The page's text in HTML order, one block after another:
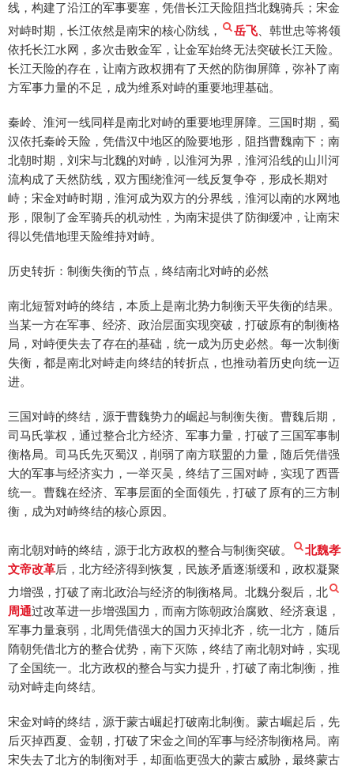
线，构建了沿江的军事要塞，凭借长江天险阻挡北魏骑兵；宋金
对峙时期，长江依然是南宋的核心防线，
岳飞 、韩世忠等将领
依托长江水网，多次击败金军，让金军始终无法突破长江天险。
长江天险的存在，让南方政权拥有了天然的防御屏障，弥补了南
方军事力量的不足，成为维系对峙的重要地理基础。
秦岭、淮河一线同样是南北对峙的重要地理屏障。三国时期，蜀
汉依托秦岭天险，凭借汉中地区的险要地形，阻挡曹魏南下；南
北朝时期，刘宋与北魏的对峙，以淮河为界，淮河沿线的山川河
流构成了天然防线，双方围绕淮河一线反复争夺，形成长期对
峙；宋金对峙时期，淮河成为双方的分界线，淮河以南的水网地
形，限制了金军骑兵的机动性，为南宋提供了防御缓冲，让南宋
得以凭借地理天险维持对峙。
历史转折：制衡失衡的节点，终结南北对峙的必然
南北短暂对峙的终结，本质上是南北势力制衡天平失衡的结果。
当某一方在军事、经济、政治层面实现突破，打破原有的制衡格
局，对峙便失去了存在的基础，统一成为历史必然。每一次制衡
失衡，都是南北对峙走向终结的转折点，也推动着历史向统一迈
进。
三国对峙的终结，源于曹魏势力的崛起与制衡失衡。曹魏后期，
司马氏掌权，通过整合北方经济、军事力量，打破了三国军事制
衡格局。司马氏先灭蜀汉，削弱了南方联盟的力量，随后凭借强
大的军事与经济实力，一举灭吴，终结了三国对峙，实现了西晋
统一。曹魏在经济、军事层面的全面领先，打破了原有的三方制
衡，成为对峙终结的核心原因。
南北朝对峙的终结，源于北方政权的整合与制衡突破。
北魏孝
文帝改革后，北方经济得到恢复，民族矛盾逐渐缓和，政权凝聚
力增强，打破了南北政治与经济的制衡格局。北魏分裂后，北
周通过改革进一步增强国力，而南方陈朝政治腐败、经济衰退，
军事力量衰弱，北周凭借强大的国力灭掉北齐，统一北方，随后
隋朝凭借北方的整合优势，南下灭陈，终结了南北朝对峙，实现
了全国统一。北方政权的整合与实力提升，打破了南北制衡，推
动对峙走向终结。
宋金对峙的终结，源于蒙古崛起打破南北制衡。蒙古崛起后，先
后灭掉西夏、金朝，打破了宋金之间的军事与经济制衡格局。南
宋失去了北方的制衡对手，却面临更强大的蒙古威胁，最终蒙古